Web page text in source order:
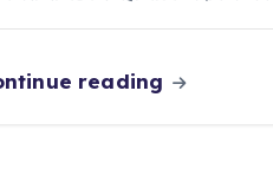
reading